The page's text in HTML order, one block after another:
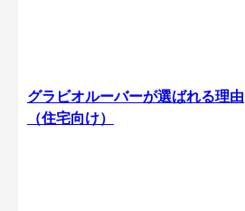
グラビオルーバーが選ばれる理由
（住宅向け）